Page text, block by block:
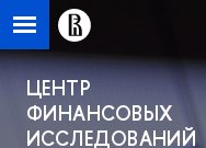
ЦЕНТР
ФИНАНСОВЫХ
ИССЛЕДОВАНИЙ